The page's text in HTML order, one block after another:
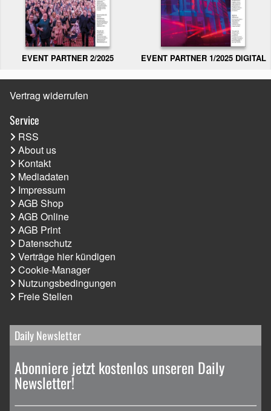
EVENT PARTNER 2/2025 EVENT PARTNER 1/2025 DIGITAL
Vertrag widerrufen
Service
RSS
About us
Kontakt
Mediadaten
Impressum
AGB Shop
AGB Online
AGB Print
Datenschutz
Verträge hier kündigen
Cookie-Manager
Nutzungsbedingungen
Freie Stellen
Daily Newsletter
Abonniere jetzt kostenlos unseren Daily
Newsletter!